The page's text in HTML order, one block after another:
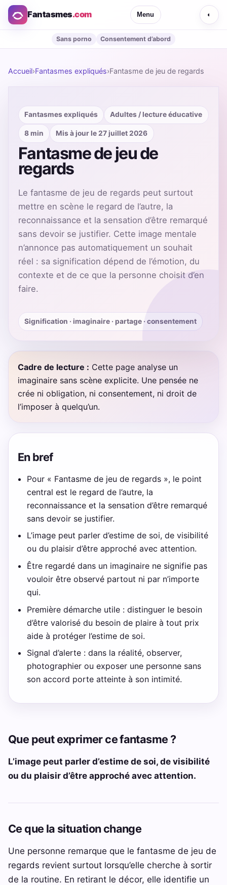
Fantasmes.com Menu ◐
Sans porno Consentement d’abord
Accueil›Fantasmes expliqués›Fantasme de jeu de regards
Fantasmes expliqués Adultes / lecture éducative
8 min Mis à jour le 27 juillet 2026
Fantasme de jeu de
regards
Le fantasme de jeu de regards peut surtout
mettre en scène le regard de l’autre, la
reconnaissance et la sensation d’être remarqué
sans devoir se justifier. Cette image mentale
n’annonce pas automatiquement un souhait
réel : sa signification dépend de l’émotion, du
contexte et de ce que la personne choisit d’en
faire.
Signification · imaginaire · partage · consentement
Cadre de lecture : Cette page analyse un
imaginaire sans scène explicite. Une pensée ne
crée ni obligation, ni consentement, ni droit de
l’imposer à quelqu’un.
En bref
Pour « Fantasme de jeu de regards », le point
central est le regard de l’autre, la
reconnaissance et la sensation d’être remarqué
sans devoir se justifier.
L’image peut parler d’estime de soi, de visibilité
ou du plaisir d’être approché avec attention.
Être regardé dans un imaginaire ne signifie pas
vouloir être observé partout ni par n’importe
qui.
Première démarche utile : distinguer le besoin
d’être valorisé du besoin de plaire à tout prix
aide à protéger l’estime de soi.
Signal d’alerte : dans la réalité, observer,
photographier ou exposer une personne sans
son accord porte atteinte à son intimité.
Que peut exprimer ce fantasme ?
L’image peut parler d’estime de soi, de visibilité
ou du plaisir d’être approché avec attention.
Ce que la situation change
Une personne remarque que le fantasme de jeu de
regards revient surtout lorsqu’elle cherche à sortir
de la routine. En retirant le décor, elle identifie un